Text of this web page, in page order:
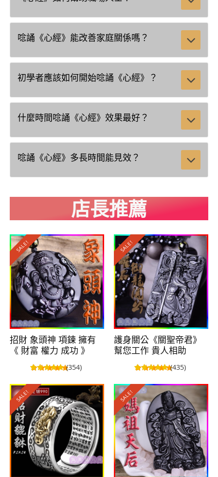
唸誦《心經》能改善家庭關係嗎？
初學者應該如何開始唸誦《心經》？
什麼時間唸誦《心經》效果最好？
唸誦《心經》多長時間能見效？
店長推薦
SALE!
招財 象頭神 項鍊 擁有
《 財富 權力 成功 》
(354)
SALE!
護身關公《關聖帝君》
幫您工作 貴人相助
(435)
SALE! SALE!